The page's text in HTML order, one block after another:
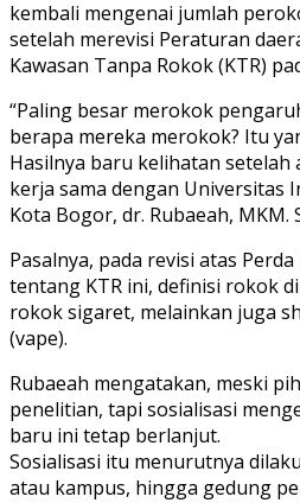
kembali mengenai jumlah
setelah merevisi Peraturan
Kawasan Tanpa Rokok (KTR)
“Paling besar merokok
berapa mereka merokok? Itu
Hasilnya baru kelihatan setelah
kerja sama dengan Universitas
Kota Bogor, dr. Rubaeah, MKM.
Pasalnya, pada revisi atas
tentang KTR ini, definisi rokok
rokok sigaret, melainkan juga
(vape).
Rubaeah mengatakan, meski
penelitian, tapi sosialisasi
baru ini tetap berlanjut.
Sosialisasi itu menurutnya
atau kampus, hingga gedung